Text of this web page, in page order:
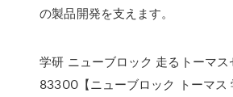
の製品開発を支えます。
学研 ニューブロック 走るトーマス
83300【ニューブロック トーマス